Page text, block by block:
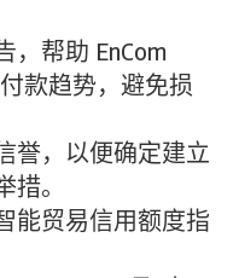
，帮助 EnCom
款趋势，避免损
誉，以便确定建立
措。
能贸易信用额度指